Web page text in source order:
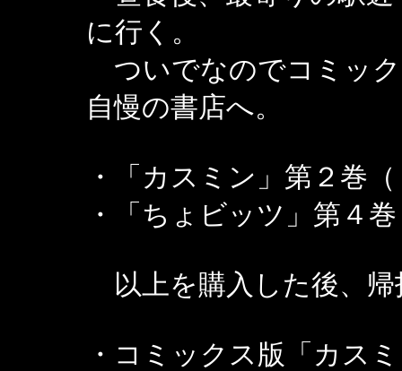
に行く。
ついでなのでコミッ
自慢の書店へ。
・「カスミン」第２巻
・「ちょビッツ」第４
以上を購入した後、帰
・コミックス版「カス